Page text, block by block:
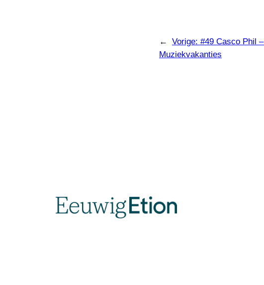
← Vorige: #49 Casco Phil
Muziekvakanties